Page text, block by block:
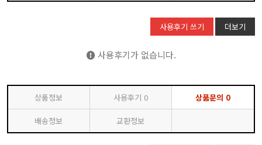
사용후기 쓰기 더보기
사용후기가 없습니다.
상품정보 사용후기 0 상품문의 0
배송정보 교환정보